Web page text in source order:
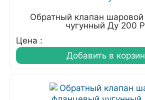
Обратный клапан
чугунный Ду 200
Цена :
Добавить в